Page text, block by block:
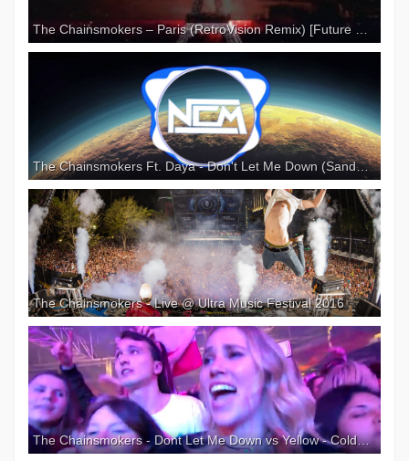
The Chainsmokers – Paris (RetroVision Remix) [Future House]
The Chainsmokers Ft. Daya - Don't Let Me Down (SandPlex Remix)
The Chainsmokers - Live @ Ultra Music Festival 2016
The Chainsmokers - Dont Let Me Down vs Yellow - Coldplay Live Amsterdam Music Festival 2016